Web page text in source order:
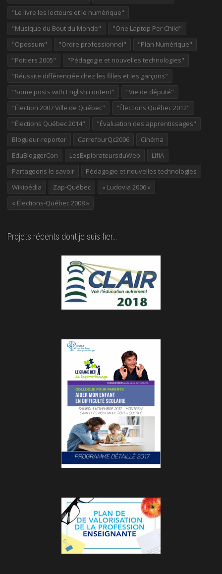
"Le livre les lecteurs et le numérique"
"Musique du Bout du Monde"
"One Laptop Per Child"
"Opossum"
"Ordre professionnel"
"Plan Numérique"
"Poitiers 2005"
"Pédagogie et nouvelles technologies"
"Réussite différenciée chez les filles et les garçons"
"Some posts with English content"
"Vie de député"
"Élection 2007 Ville de Québec"
"Élections Québec 2012"
"Élections Québec 2014"
"Évaluation des apprentissages"
Blogueur-reporter
CarrefourQc2006
Cinéma
EduBloggerCon
LesExplorateursduWeb
LIfIA
Partageons le savoir
Pédagogie et nouvelles technologies
Wikipédia
Zap-Québec
« Ludovia 2006 »
« Élections-Québec 2008 »
Projets récents dont je suis fier…